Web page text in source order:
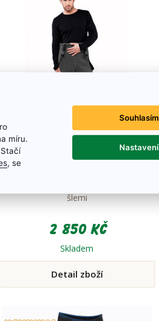
Spodky z ovčí vlny se šlemi
Grafit
šlemi
2 850 Kč
Skladem
Detail zboží
míru.
, se
Souhlasím
Nastavení